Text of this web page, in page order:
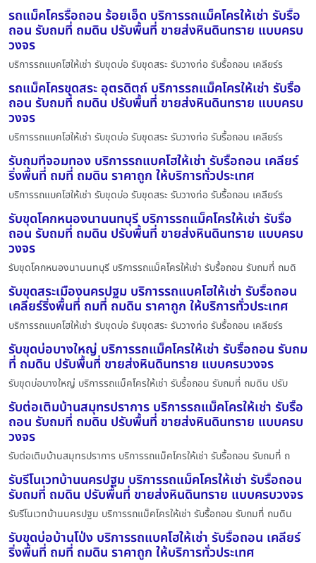
รถแม็คโครรื้อถอน ร้อยเอ็ด บริการรถแม็คโครให้เช่า รับรื้อ
ถอน รับถมที่ ถมดิน ปรับพื้นที่ ขายส่งหินดินทราย แบบครบ
วงจร
บริการรถแบคโฮให้เช่า รับขุดบ่อ รับขุดสระ รับวางท่อ รับรื้อถอน เคลียร์ร
รถแม็คโครขุดสระ อุตรดิตถ์ บริการรถแม็คโครให้เช่า รับรื้อ
ถอน รับถมที่ ถมดิน ปรับพื้นที่ ขายส่งหินดินทราย แบบครบ
วงจร
บริการรถแบคโฮให้เช่า รับขุดบ่อ รับขุดสระ รับวางท่อ รับรื้อถอน เคลียร์ร
รับถมที่จอมทอง บริการรถแบคโฮให้เช่า รับรื้อถอน เคลียร์
ริ่งพื้นที่ ถมที่ ถมดิน ราคาถูก ให้บริการทั่วประเทศ
บริการรถแบคโฮให้เช่า รับขุดบ่อ รับขุดสระ รับวางท่อ รับรื้อถอน เคลียร์ร
รับขุดโคกหนองนานนทบุรี บริการรถแม็คโครให้เช่า รับรื้อ
ถอน รับถมที่ ถมดิน ปรับพื้นที่ ขายส่งหินดินทราย แบบครบ
วงจร
รับขุดโคกหนองนานนทบุรี บริการรถแม็คโครให้เช่า รับรื้อถอน รับถมที่ ถมดิ
รับขุดสระเมืองนครปฐม บริการรถแบคโฮให้เช่า รับรื้อถอน
เคลียร์ริ่งพื้นที่ ถมที่ ถมดิน ราคาถูก ให้บริการทั่วประเทศ
บริการรถแบคโฮให้เช่า รับขุดบ่อ รับขุดสระ รับวางท่อ รับรื้อถอน เคลียร์ร
รับขุดบ่อบางใหญ่ บริการรถแม็คโครให้เช่า รับรื้อถอน รับถม
ที่ ถมดิน ปรับพื้นที่ ขายส่งหินดินทราย แบบครบวงจร
รับขุดบ่อบางใหญ่ บริการรถแม็คโครให้เช่า รับรื้อถอน รับถมที่ ถมดิน ปรับ
รับต่อเติมบ้านสมุทรปราการ บริการรถแม็คโครให้เช่า รับรื้อ
ถอน รับถมที่ ถมดิน ปรับพื้นที่ ขายส่งหินดินทราย แบบครบ
วงจร
รับต่อเติมบ้านสมุทรปราการ บริการรถแม็คโครให้เช่า รับรื้อถอน รับถมที่ ถ
รับรีโนเวทบ้านนครปฐม บริการรถแม็คโครให้เช่า รับรื้อถอน
รับถมที่ ถมดิน ปรับพื้นที่ ขายส่งหินดินทราย แบบครบวงจร
รับรีโนเวทบ้านนครปฐม บริการรถแม็คโครให้เช่า รับรื้อถอน รับถมที่ ถมดิน
รับขุดบ่อบ้านโป่ง บริการรถแบคโฮให้เช่า รับรื้อถอน เคลียร์
ริ่งพื้นที่ ถมที่ ถมดิน ราคาถูก ให้บริการทั่วประเทศ